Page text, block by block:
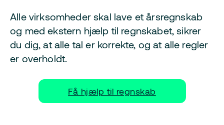
Alle virksomheder skal lave et årsregnskab
og med ekstern hjælp til regnskabet, sikrer
du dig, at alle tal er korrekte, og at alle regler
er overholdt.
Få hjælp til regnskab